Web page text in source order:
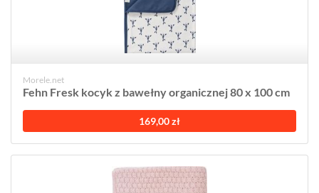
Morele.net
Fehn Fresk kocyk z bawełny organicznej 80 x 100 cm
169,00 zł